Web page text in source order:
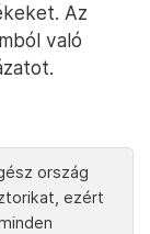
Az
való
ország
ezért